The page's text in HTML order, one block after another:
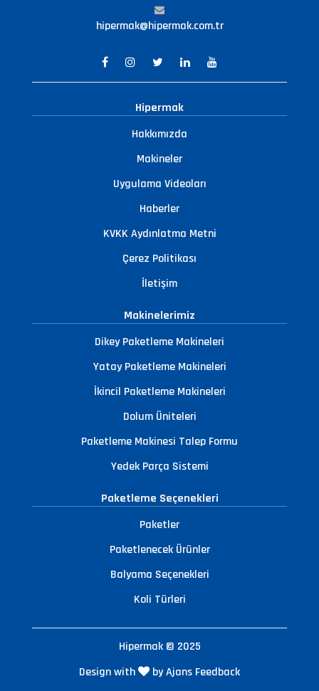
hipermak@hipermak.com.tr
Hipermak
Hakkımızda
Makineler
Uygulama Videoları
Haberler
KVKK Aydınlatma Metni
Çerez Politikası
İletişim
Makinelerimiz
Dikey Paketleme Makineleri
Yatay Paketleme Makineleri
İkincil Paketleme Makineleri
Dolum Üniteleri
Paketleme Makinesi Talep Formu
Yedek Parça Sistemi
Paketleme Seçenekleri
Paketler
Paketlenecek Ürünler
Balyama Seçenekleri
Koli Türleri
Hipermak © 2025
Design with
by Ajans Feedback